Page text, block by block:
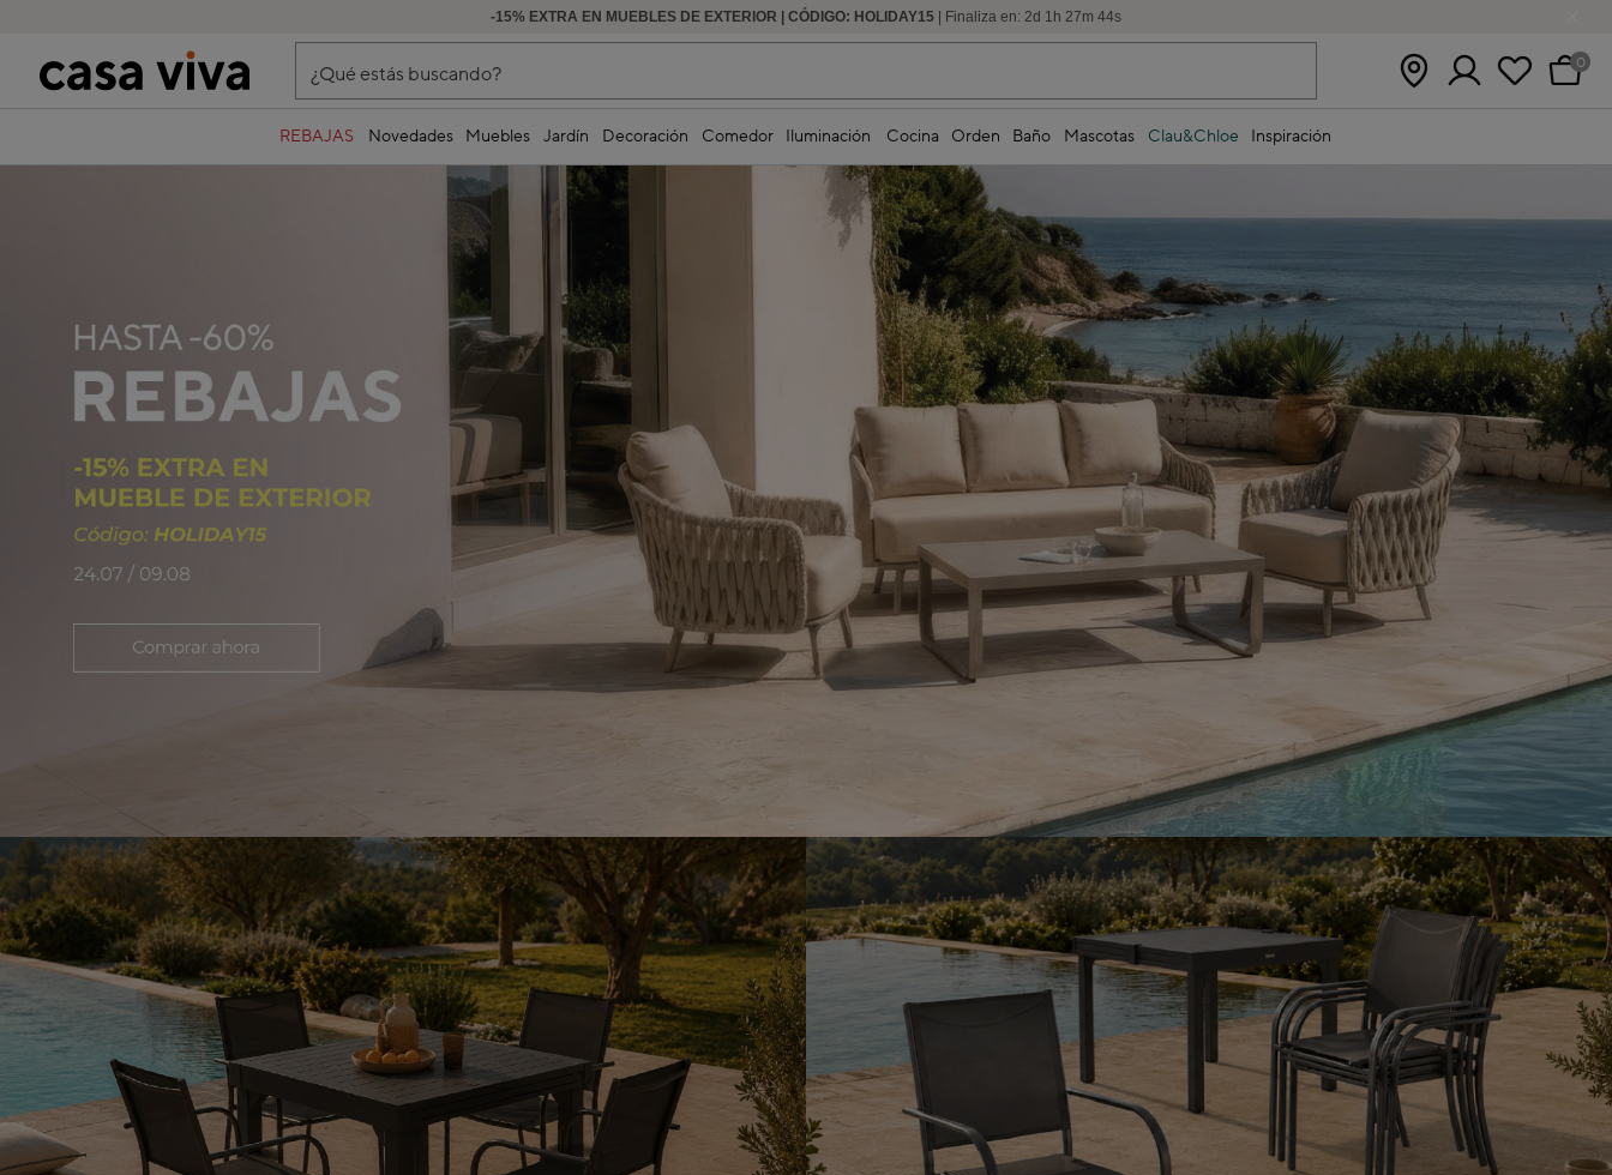
-15% EXTRA EN MUEBLES DE EXTERIOR | CÓDIGO: HOLIDAY15 | Finaliza en: 2d 1 h 27m 41s
HASTA -60% DE DESCUENTO | SEGUNDAS REBAJAS
¿Qué estás buscando? 0
REBAJAS Novedades Muebles Jardín Decoración Comedor Iluminación Cocina Orden Baño Mascotas Clau&Chloe Inspiración